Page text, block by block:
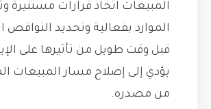
المبيعات اتخاذ قرارات
الموارد بفعالية وتحديد النواقص
قبل وقت طويل من تأثيرها على
يؤدي إلى إصلاح مسار المبيعات
من مصدره.